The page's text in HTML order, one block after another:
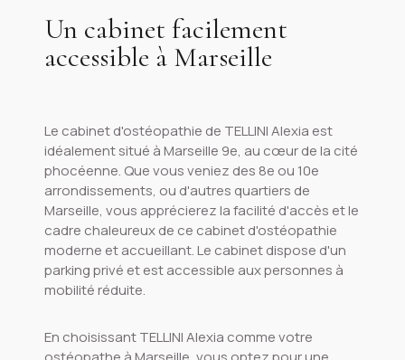
Un cabinet facilement
accessible à Marseille
Le cabinet d'ostéopathie de TELLINI Alexia est
idéalement situé à Marseille 9e, au cœur de la cité
phocéenne. Que vous veniez des 8e ou 10e
arrondissements, ou d'autres quartiers de
Marseille, vous apprécierez la facilité d'accès et le
cadre chaleureux de ce cabinet d'ostéopathie
moderne et accueillant. Le cabinet dispose d'un
parking privé et est accessible aux personnes à
mobilité réduite.
En choisissant TELLINI Alexia comme votre